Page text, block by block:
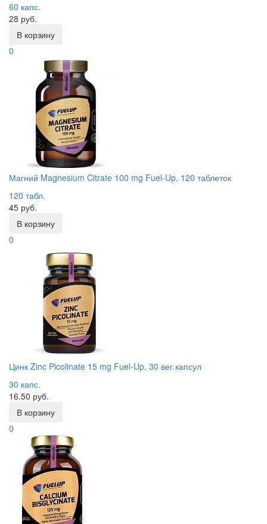
60 капс.
28 руб.
В корзину
0
Магний Magnesium Citrate 100 mg Fuel-Up, 120 таблеток
120 табл.
45 руб.
В корзину
0
Цинк Zinc Picolinate 15 mg Fuel-Up, 30 вег.капсул
30 капс.
16.50 руб.
В корзину
0